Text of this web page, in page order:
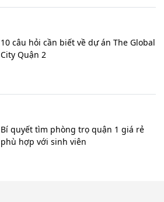
10 câu hỏi cần biết về dự án The Global
City Quận 2
Bí quyết tìm phòng trọ quận 1 giá rẻ
phù hợp với sinh viên